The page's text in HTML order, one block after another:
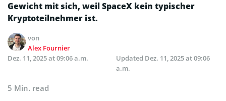
Gewicht mit sich, weil SpaceX kein typischer
Kryptoteilnehmer ist.
von
Alex Fournier
Dez. 11, 2025 at 09:06 a.m.
Updated Dez. 11, 2025 at 09:06
a.m.
5 Min. read